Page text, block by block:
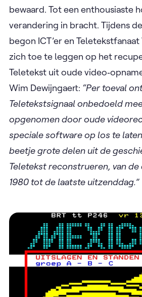
bewaard. Tot een enthousiaste
verandering in bracht. Tijdens
begon ICT’er en
zich toe te leggen op het
Teletekst uit oude
Wim Dewijngaert: “Per toeval
Teletekstsignaal onbedoeld
opgenomen door oude
speciale software op los te
beetje grote delen uit de
Teletekst reconstrueren, van de
1980 tot de laatste uitzenddag.”